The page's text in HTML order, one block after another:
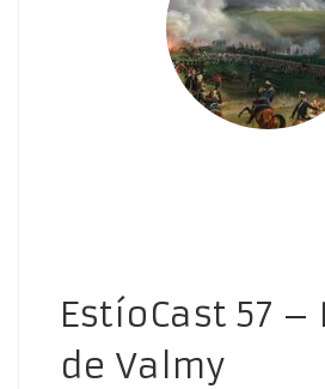
EstíoCast 57
de Valmy